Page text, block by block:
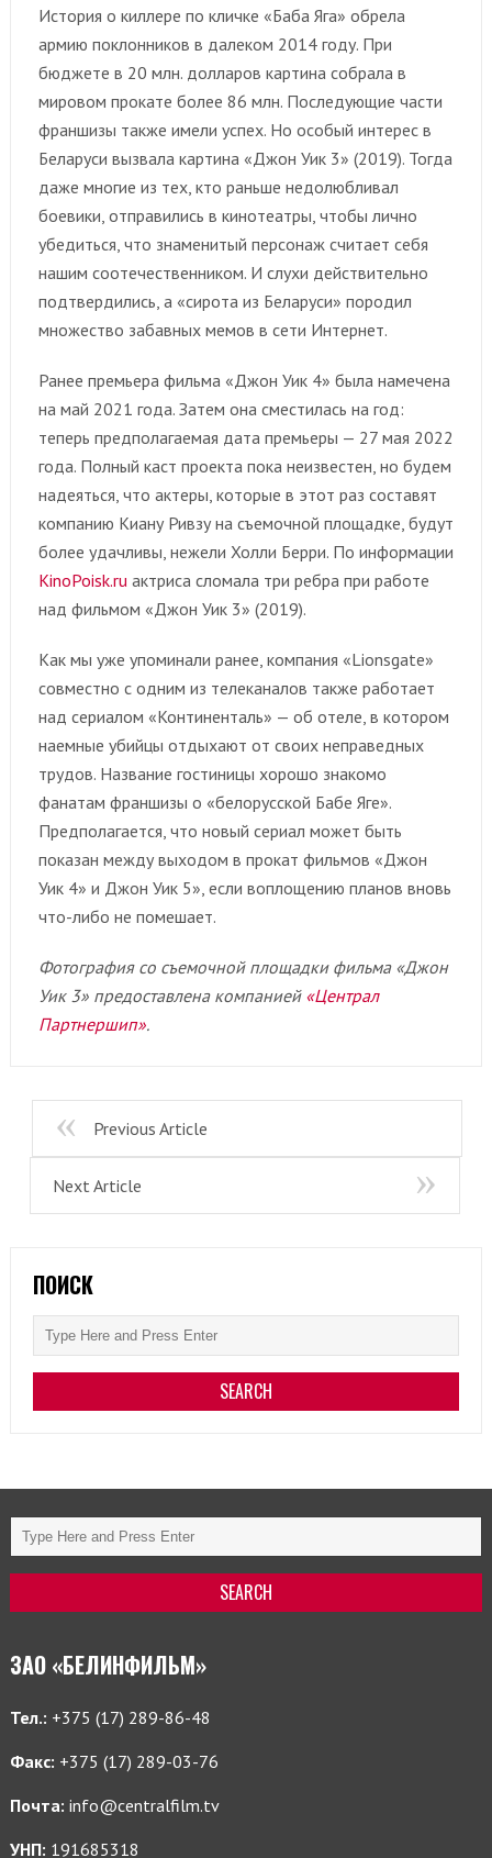
История о киллере по кличке «Баба Яга» обрела
армию поклонников в далеком 2014 году. При
бюджете в 20 млн. долларов картина собрала в
мировом прокате более 86 млн. Последующие части
франшизы также имели успех. Но особый интерес в
Беларуси вызвала картина «Джон Уик 3» (2019). Тогда
даже многие из тех, кто раньше недолюбливал
боевики, отправились в кинотеатры, чтобы лично
убедиться, что знаменитый персонаж считает себя
нашим соотечественником. И слухи действительно
подтвердились, а «сирота из Беларуси» породил
множество забавных мемов в сети Интернет.
Ранее премьера фильма «Джон Уик 4» была намечена
на май 2021 года. Затем она сместилась на год:
теперь предполагаемая дата премьеры — 27 мая 2022
года. Полный каст проекта пока неизвестен, но будем
надеяться, что актеры, которые в этот раз составят
компанию Киану Ривзу на съемочной площадке, будут
более удачливы, нежели Холли Берри. По информации
KinoPoisk.ru актриса сломала три ребра при работе
над фильмом «Джон Уик 3» (2019).
Как мы уже упоминали ранее, компания «Lionsgate»
совместно с одним из телеканалов также работает
над сериалом «Континенталь» — об отеле, в котором
наемные убийцы отдыхают от своих неправедных
трудов. Название гостиницы хорошо знакомо
фанатам франшизы о «белорусской Бабе Яге».
Предполагается, что новый сериал может быть
показан между выходом в прокат фильмов «Джон
Уик 4» и Джон Уик 5», если воплощению планов вновь
что-либо не помешает.
Фотография со съемочной площадки фильма «Джон
Уик 3» предоставлена компанией «Централ
Партнершип».
Previous Article
Next Article
ПОИСК
ЗАО «БЕЛИНФИЛЬМ»
Тел.: +375 (17) 289-86-48
Факс: +375 (17) 289-03-76
Почта: info@centralfilm.tv
УНП: 191685318